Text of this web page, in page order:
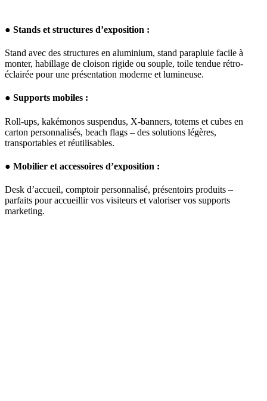
● Stands et structures d’exposition :
Stand avec des structures en aluminium, stand parapluie facile à
monter, habillage de cloison rigide ou souple, toile tendue rétro-
éclairée pour une présentation moderne et lumineuse.
● Supports mobiles :
Roll-ups, kakémonos suspendus, X-banners, totems et cubes en
carton personnalisés, beach flags – des solutions légères,
transportables et réutilisables.
● Mobilier et accessoires d’exposition :
Desk d’accueil, comptoir personnalisé, présentoirs produits –
parfaits pour accueillir vos visiteurs et valoriser vos supports
marketing.